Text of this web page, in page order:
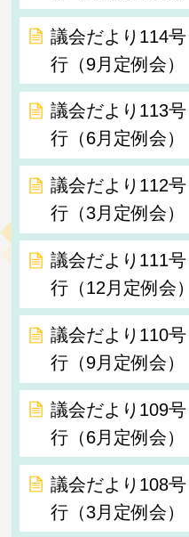
議会だより114
行（9月定例会）
議会だより113
行（6月定例会）
議会だより112
行（3月定例会）
議会だより111
行（12月定例会）
議会だより110
行（9月定例会）
議会だより109
行（6月定例会）
議会だより108
行（3月定例会）